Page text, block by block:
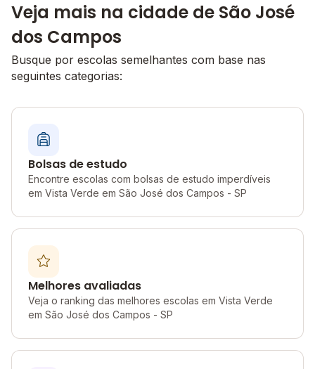
Veja mais na cidade de São José
dos Campos
Busque por escolas semelhantes com base nas
seguintes categorias:
Bolsas de estudo
Encontre escolas com bolsas de estudo imperdíveis
em Vista Verde em São José dos Campos - SP
Melhores avaliadas
Veja o ranking das melhores escolas em Vista Verde
em São José dos Campos - SP